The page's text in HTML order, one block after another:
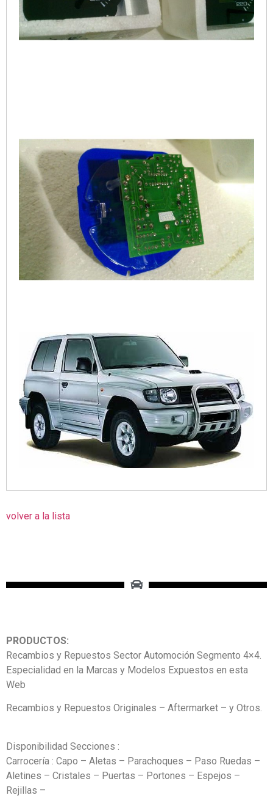
volver a la lista
PRODUCTOS:
Recambios y Repuestos Sector Automoción Segmento 4×4.
Especialidad en la Marcas y Modelos Expuestos en esta
Web
Recambios y Repuestos Originales – Aftermarket – y Otros.
Disponibilidad Secciones :
Carrocería : Capo – Aletas – Parachoques – Paso Ruedas –
Aletines – Cristales – Puertas – Portones – Espejos –
Rejillas –